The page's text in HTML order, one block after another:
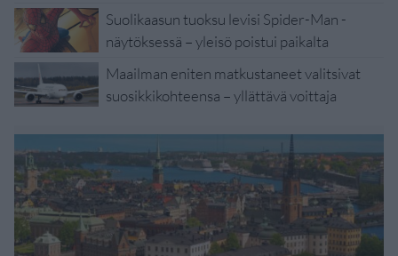
Suolikaasun tuoksu levisi Spider-Man -
näytöksessä – yleisö poistui paikalta
Maailman eniten matkustaneet valitsivat
suosikkikohteensa – yllättävä voittaja